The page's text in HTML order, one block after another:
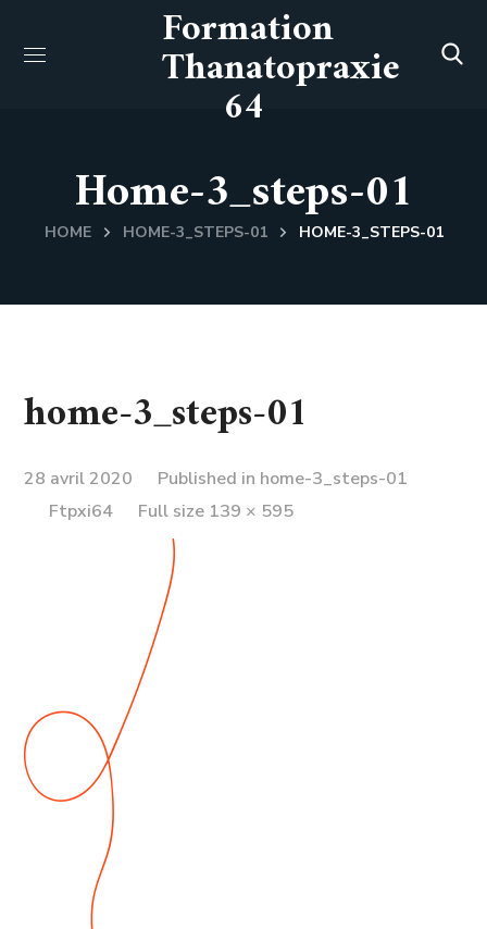
Formation
Thanatopraxie
64
Home-3_steps-01
HOME HOME-3_STEPS-01 HOME-3_STEPS-01
home-3_steps-01
28 avril 2020 Published in home-3_steps-01
Ftpxi64
Full
Full size 139 × 595